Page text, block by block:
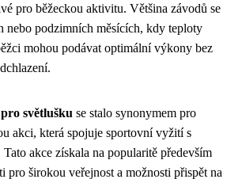
pro běžeckou aktivitu. Většina závodů se
nebo podzimních měsících, kdy teploty
mohou podávat optimální výkony bez
světlušku se stalo synonymem pro
akci, která spojuje sportovní vyžití s
akce získala na popularitě především
pro širokou veřejnost a možnosti přispět na